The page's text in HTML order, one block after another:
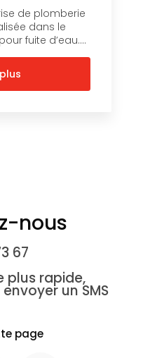
de plomberie
dans le
fuite d’eau....
nous
67
plus rapide,
un SMS
page